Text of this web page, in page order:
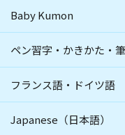
Baby Kumon
ペン習字・かきかた・
フランス語・ドイツ語
Japanese（日本語）